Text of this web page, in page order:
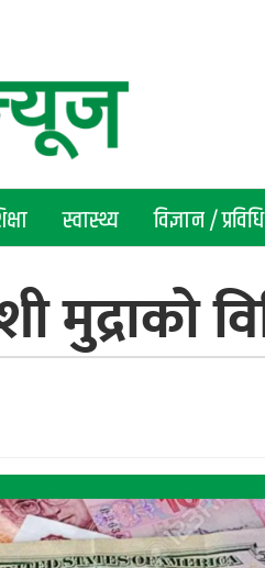
स्वास्थ्य विज्ञान / प्रविधि